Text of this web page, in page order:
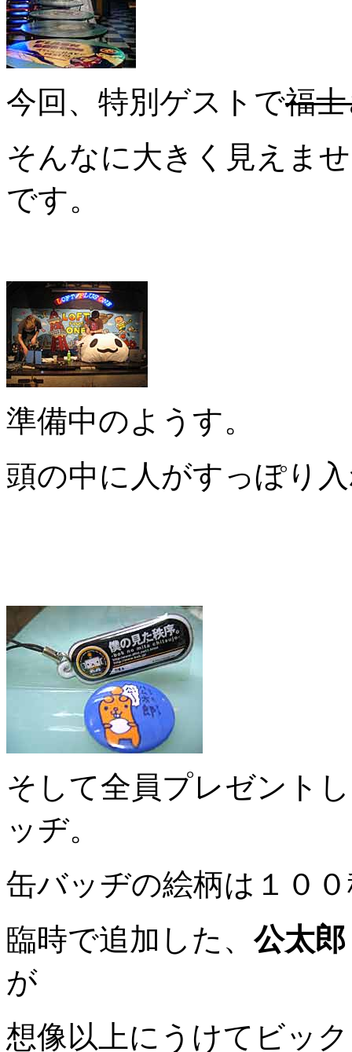
今回、特別ゲストで福
そんなに大きく見えま
です。
準備中のようす。
頭の中に人がすっぽり
そして全員プレゼント
ッヂ。
缶バッヂの絵柄は１０
臨時で追加した、 公太
が
想像以上にうけてビッ